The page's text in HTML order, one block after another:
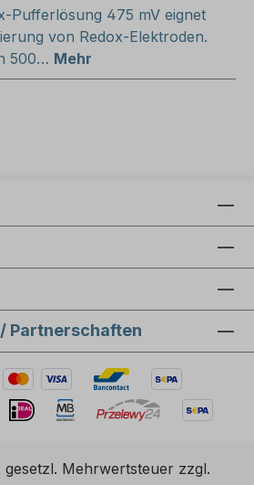
Pufferlösung 475 mV eignet
von Redox-Elektroden.
500… Mehr
Partnerschaften
gesetzl. Mehrwertsteuer zzgl.